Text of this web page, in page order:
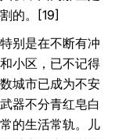
的。[19]
别是在不断有冲
小区，已不记得
城市已成为不安
器不分青红皂白
的生活常轨。儿